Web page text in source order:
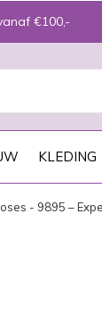
KLEDING
€100,-
- 9895 –